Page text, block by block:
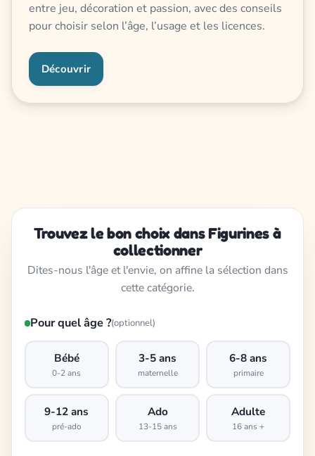
entre jeu, décoration et passion, avec des conseils
pour choisir selon l’âge, l’usage et les licences.
Découvrir
Trouvez le bon choix dans Figurines à
collectionner
Dites-nous l'âge et l'envie, on affine la sélection dans
cette catégorie.
Pour quel âge ?(optionnel)
Bébé
0-2 ans
3-5 ans
maternelle
6-8 ans
primaire
9-12 ans
pré-ado
Ado
13-15 ans
Adulte
16 ans +